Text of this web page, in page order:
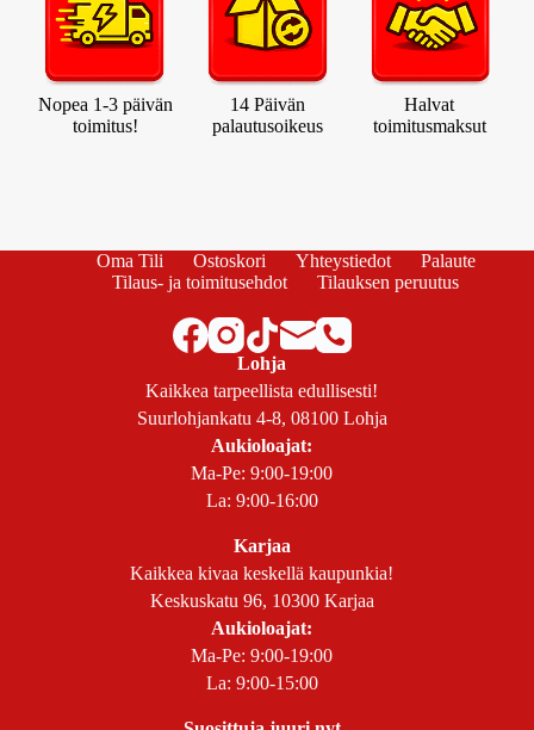
Nopea 1-3 päivän
toimitus!
14 Päivän
palautusoikeus
Halvat
toimitusmaksut
Oma Tili Ostoskori Yhteystiedot
Palaute
Tilaus- ja toimitusehdot
Tilauksen peruutus
Lohja
Kaikkea tarpeellista edullisesti!
Suurlohjankatu 4-8, 08100 Lohja
Aukioloajat:
Ma-Pe: 9:00-19:00
La: 9:00-16:00
Karjaa
Kaikkea kivaa keskellä kaupunkia!
Keskuskatu 96, 10300 Karjaa
Aukioloajat:
Ma-Pe: 9:00-19:00
La: 9:00-15:00